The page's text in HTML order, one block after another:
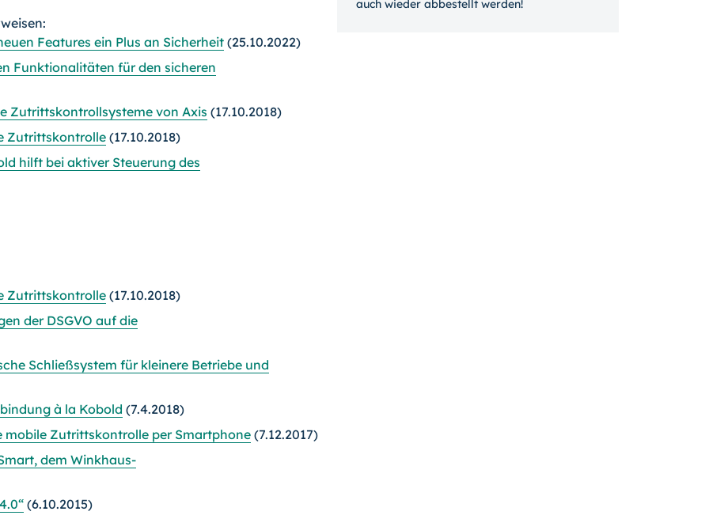
Features ein Plus an Sicherheit (25.10.2022)
Funktionalitäten für den sicheren
Zutrittskontrollsysteme von Axis (17.10.2018)
Zutrittskontrolle(17.10.2018)
hilft bei aktiver Steuerung des
Zutrittskontrolle(17.10.2018)
der DSGVO auf die
Schließsystem für kleinere Betriebe und
à la Kobold (7.4.2018)
Zutrittskontrolle per Smartphone (7.12.2017)
dem Winkhaus-
(6.10.2015)
auch wieder ab­bestellt werden!